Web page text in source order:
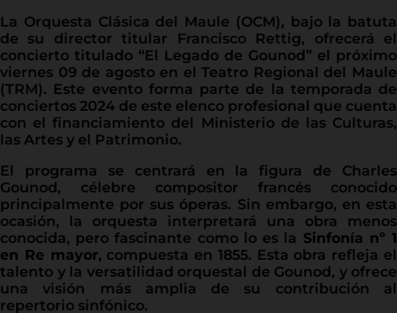
La Orquesta Clásica del Maule (OCM), bajo la batuta
de su director titular Francisco Rettig, ofrecerá el
concierto titulado “El Legado de Gounod” el próximo
viernes 09 de agosto en el Teatro Regional del Maule
(TRM). Este evento forma parte de la temporada de
conciertos 2024 de este elenco profesional que cuenta
con el financiamiento del Ministerio de las Culturas,
las Artes y el Patrimonio.
El programa se centrará en la figura de Charles
Gounod, célebre compositor francés conocido
principalmente por sus óperas. Sin embargo, en esta
ocasión, la orquesta interpretará una obra menos
conocida, pero fascinante como lo es la Sinfonía nº 1
en Re mayor, compuesta en 1855. Esta obra refleja el
talento y la versatilidad orquestal de Gounod, y ofrece
una visión más amplia de su contribución al
repertorio sinfónico.